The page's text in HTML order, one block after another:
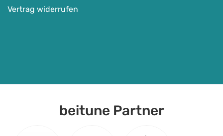
Vertrag widerrufen
beitune Partner